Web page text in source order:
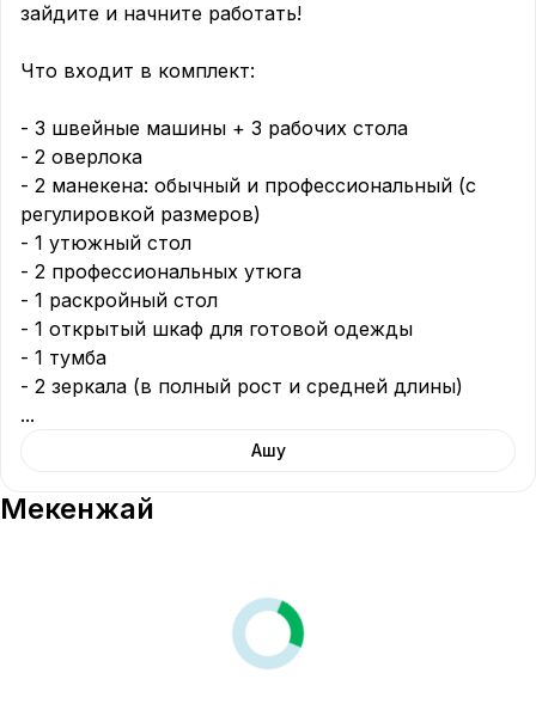
зайдите и начните работать!
Что входит в комплект:
- 3 швейные машины + 3 рабочих стола
- 2 оверлока
- 2 манекена: обычный и профессиональный (с
регулировкой размеров)
- 1 утюжный стол
- 2 профессиональных утюга
- 1 раскройный стол
- 1 открытый шкаф для готовой одежды
- 1 тумба
...
Ашу
Мекенжай